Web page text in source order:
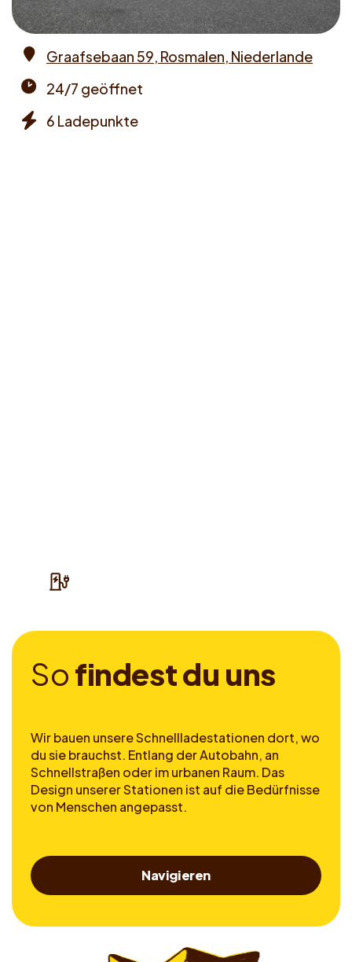
Graafsebaan 59, Rosmalen, Niederlande
times
24/7 geöffnet
6 Ladepunkte
Sofindestdu uns
Wir bauen unsere Schnellladestationen dort, wo
du sie brauchst. Entlang der Autobahn, an
Schnellstraßen oder im urbanen Raum. Das
Design unserer Stationen ist auf die Bedürfnisse
von Menschen angepasst.
Navigieren